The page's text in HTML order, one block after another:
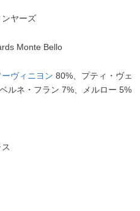
ンヤーズ
Monte Bello
ヴィニヨン 80%、プティ・ヴェ
ルネ・フラン 7%、メルロー 5%